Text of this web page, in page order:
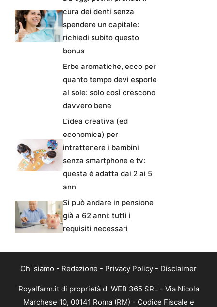
cura dei denti senza
spendere un capitale:
richiedi subito questo
bonus
Erbe aromatiche, ecco per
quanto tempo devi esporle
al sole: solo così crescono
davvero bene
L’idea creativa (ed
economica) per
intrattenere i bambini
senza smartphone e tv:
questa è adatta dai 2 ai 5
anni
Si può andare in pensione
già a 62 anni: tutti i
requisiti necessari
Chi siamo - Redazione - Privacy Policy - Disclaimer
Royalfarm.it di proprietà di WEB 365 SRL - Via Nicola
Marchese 10, 00141 Roma (RM) - Codice Fiscale e